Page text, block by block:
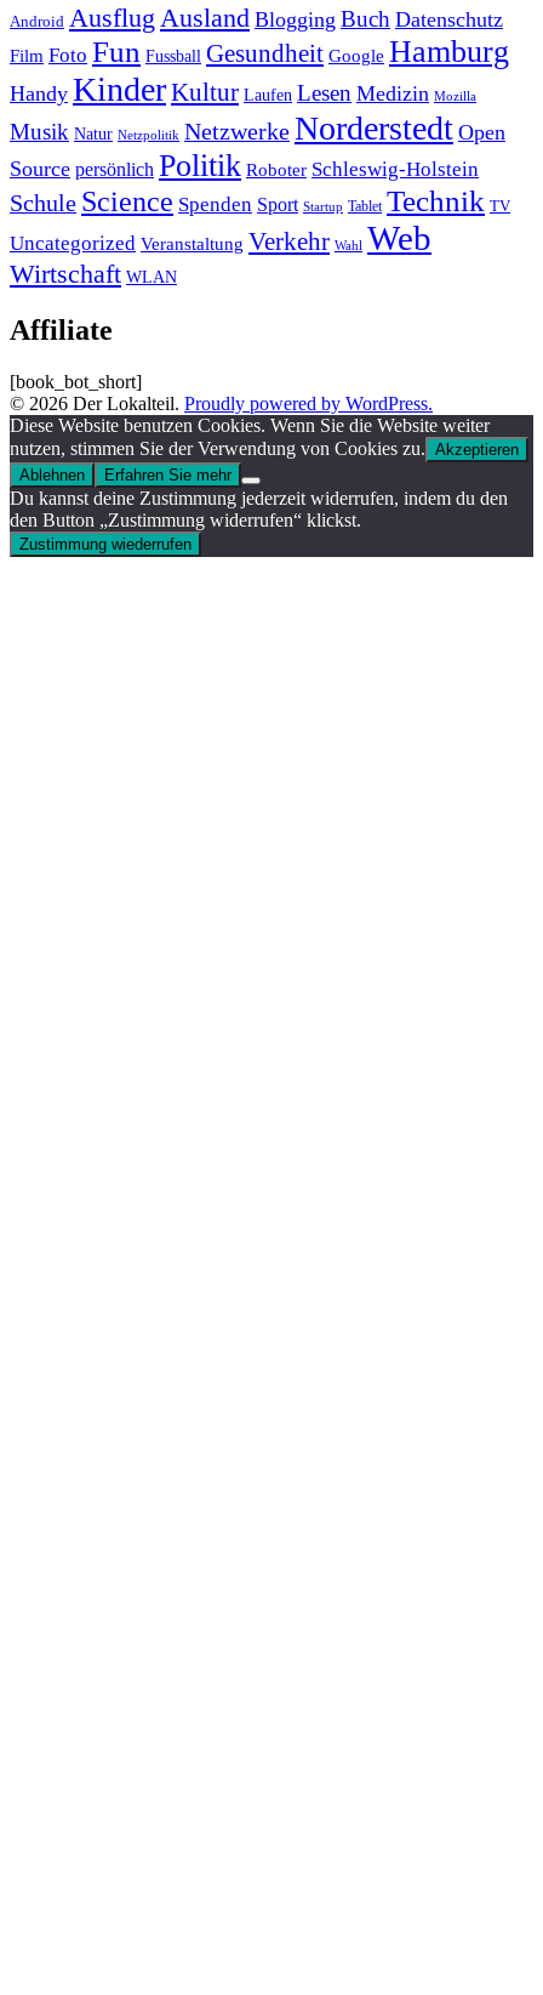
Android Ausflug Ausland Blogging Buch Datenschutz
Film Foto Fun Fussball Gesundheit Google Hamburg
Handy KinderKultur Laufen Lesen Medizin Mozilla
Musik Natur Netzpolitik NetzwerkeNorderstedt Open
Source persönlich Politik Roboter Schleswig-Holstein
Schule Science Spenden Sport Startup Tablet Technik TV
Uncategorized Veranstaltung Verkehr Wahl Web
Wirtschaft WLAN
Affiliate
[book_bot_short]
© 2026 Der Lokalteil. Proudly powered by WordPress.
Diese Website benutzen Cookies. Wenn Sie die Website weiter
nutzen, stimmen Sie der Verwendung von Cookies zu. Akzeptieren
Ablehnen
Erfahren Sie mehr
Du kannst deine Zustimmung jederzeit widerrufen, indem du den
den Button „Zustimmung widerrufen“ klickst.
Zustimmung wiederrufen